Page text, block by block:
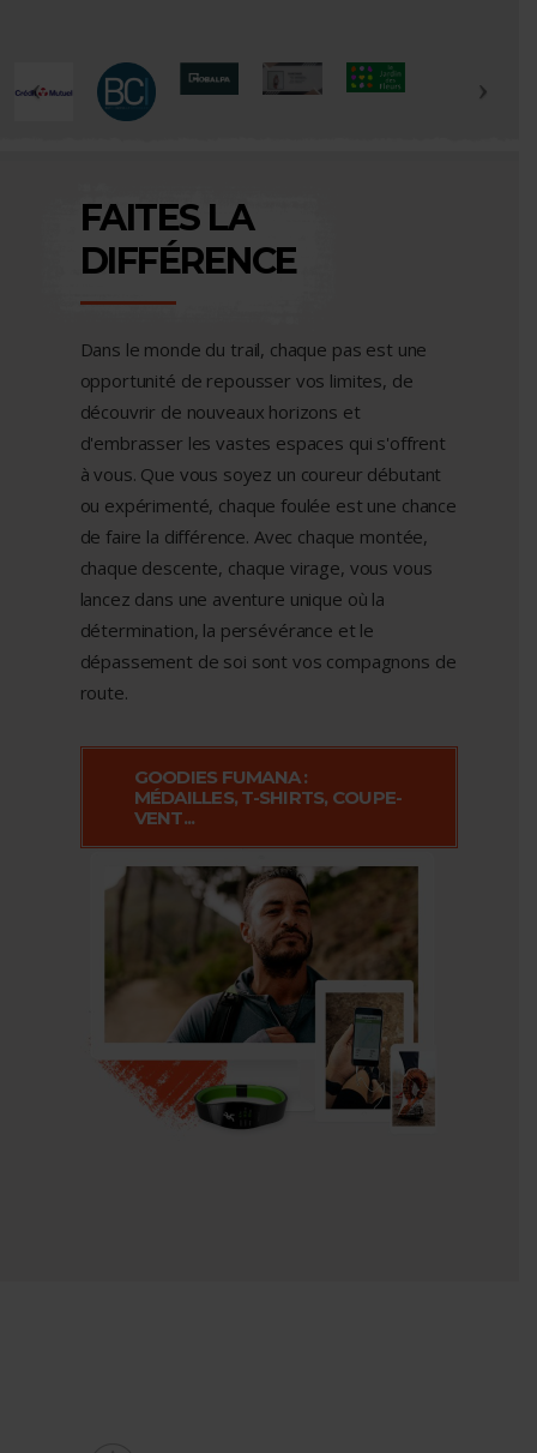
FAITES LA
DIFFÉRENCE
Dans le monde du trail, chaque pas est une
opportunité de repousser vos limites, de
découvrir de nouveaux horizons et
d'embrasser les vastes espaces qui s'offrent
à vous. Que vous soyez un coureur débutant
ou expérimenté, chaque foulée est une chance
de faire la différence. Avec chaque montée,
chaque descente, chaque virage, vous vous
lancez dans une aventure unique où la
détermination, la persévérance et le
dépassement de soi sont vos compagnons de
route.
GOODIES FUMANA :
MÉDAILLES, T-SHIRTS, COUPE-
VENT...